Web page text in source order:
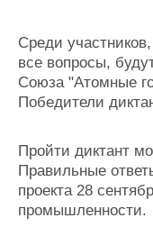
Личности
Словарь
Среди
все вопросы,
Союза "Атомные
Победители
Пройти диктант
Правильные
проекта 28
промышленности.